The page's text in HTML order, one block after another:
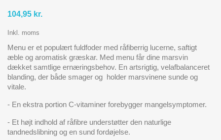
104,95 kr.
Inkl. moms
Menu er et populært fuldfoder med råfiberrig lucerne, saftigt
æble og aromatisk græskar. Med menu får dine marsvin
dækket samtlige ernæringsbehov. En artsrigtig, velafbalanceret
blanding, der både smager og holder marsvinene sunde og
vitale.
- En ekstra portion C-vitaminer forebygger mangelsymptomer.
- Et højt indhold af råfibre understøtter den naturlige
tandnedslibning og en sund fordøjelse.